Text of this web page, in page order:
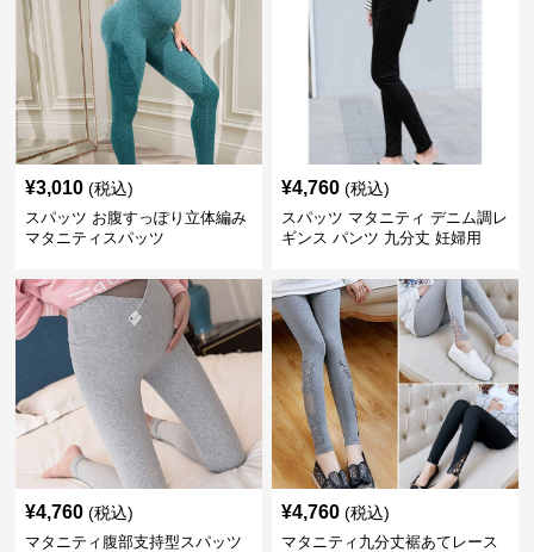
¥3,010 (税込)
スパッツ お腹すっぽり立体編み
マタニティスパッツ
¥4,760 (税込)
スパッツ マタニティ デニム調レ
ギンス パンツ 九分丈 妊婦用
¥4,760 (税込)
マタニティ腹部支持型スパッツ
¥4,760 (税込)
マタニティ九分丈裾あてレース